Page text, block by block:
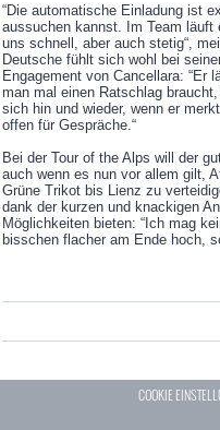
“Die automatische Einladung ist
aussuchen kannst. Im Team
uns schnell, aber auch stetig“,
Deutsche fühlt sich wohl bei
Engagement von Cancellara: “Er
man mal einen Ratschlag
sich hin und wieder, wenn er
offen für Gespräche.“
Bei der Tour of the Alps will der
auch wenn es nun vor allem gilt,
Grüne Trikot bis Lienz zu
dank der kurzen und knackigen
Möglichkeiten bieten: “Ich mag
bisschen flacher am Ende hoch,
COOKIE